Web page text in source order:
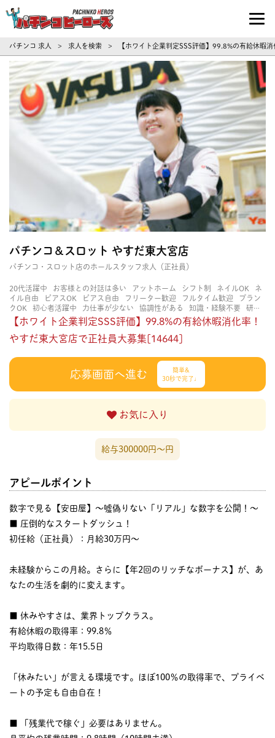
パチンコ求人・転職ならパチンコヒーロ
パチンコ 求人 > 求人を検索 > 【ホワイト企業判定SSS評価】99.8%の有給休暇
パチンコ＆スロット やすだ東大宮店
パチンコ・スロット店のホールスタッフ求人（正社員）
20代活躍中 お客様との対話は多い アットホーム シフト制 ネイルOK
ネ
イル自由
ピアスOK ピアス自由 フリーター歓迎 フルタイム歓迎
ブラン
クOK
初心者活躍中 力仕事が少ない 協調性がある 知識・経験不要
研修
あり
立ち仕事 経験者・有資格者歓迎 茶髪OK 賑やかな職場
長く働ける
長期歓迎
【ホワイト企業判定SSS評価】99.8%の有給休暇消化率！
やすだ東大宮店で正社員大募集[14644]
応募画面へ進む
簡単&
30秒で完了♩
お気に入り
給与300000円〜円
アピールポイント
数字で見る【安田屋】～嘘偽りない「リアル」な数字を公開！～
■ 圧倒的なスタートダッシュ！
初任給（正社員）：月給30万円〜
未経験からこの月給。さらに【年2回のリッチなボーナス】が、あ
なたの生活を劇的に変えます。
■ 休みやすさは、業界トップクラス。
有給休暇の取得率：99.8％
平均取得日数：年15.5日
「休みたい」が言える環境です。ほぼ100％の取得率で、プライベ
ートの予定も自由自在！
■ 「残業代で稼ぐ」必要はありません。